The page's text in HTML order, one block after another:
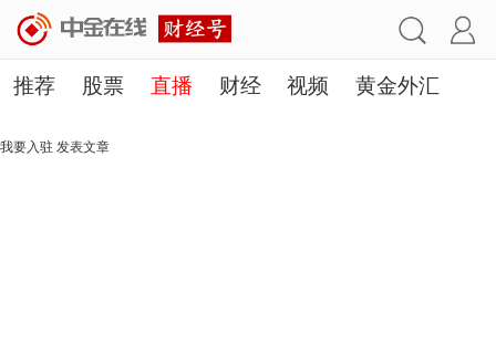
推荐 股票 直播 财经 视频 黄金外汇
理财 行业
我要入驻 发表文章